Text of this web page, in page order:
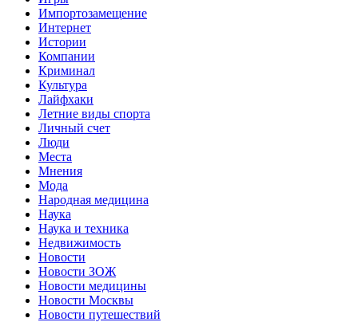
Импортозамещение
Интернет
Истории
Компании
Криминал
Культура
Лайфхаки
Летние виды спорта
Личный счет
Люди
Места
Мнения
Мода
Народная медицина
Наука
Наука и техника
Недвижимость
Новости
Новости ЗОЖ
Новости медицины
Новости Москвы
Новости путешествий